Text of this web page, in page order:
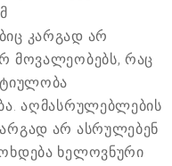
კარგად არ
მოვალეობებს, რაც
აღმასრულებლების
არ ასრულებენ
ხელოვნური